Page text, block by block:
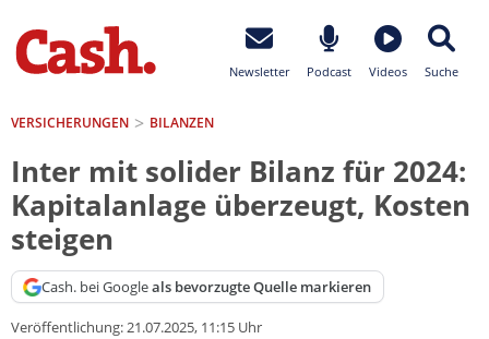
Newsletter Podcast Videos Suche
VERSICHERUNGEN BILANZEN
Inter mit solider Bilanz für 2024:
Kapitalanlage überzeugt, Kosten
steigen
Cash. bei Googleals bevorzugte Quelle markieren
Veröffentlichung:21.07.2025, 11:15 Uhr